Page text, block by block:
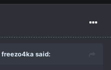
freezo4ka said: